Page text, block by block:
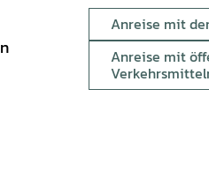
Anreise mit
Anreise mit